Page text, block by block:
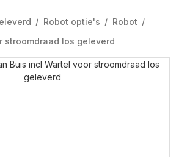
/ Robot optie's / Robot /
stroomdraad los geleverd